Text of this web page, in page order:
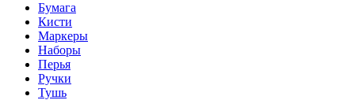
Бумага
Кисти
Маркеры
Наборы
Перья
Ручки
Тушь